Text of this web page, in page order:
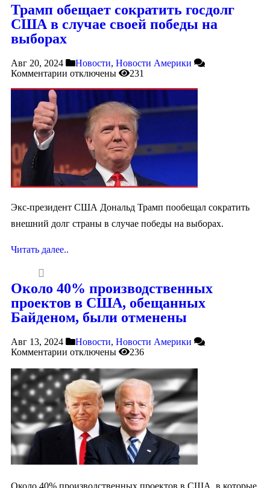
Трамп обещает сократить госдолг
США в случае своей победы на
выборах
Авг 20, 2024 Новости, Новости Америки
Комментарии отключены 231
Экс-президент США Дональд Трамп пообещал сократить
внешний долг страны в случае победы на выборах.
Читать далее..
Около 40% производственных
проектов в США, обещанных
Байденом, были отменены
Авг 13, 2024 Новости, Новости Америки
Комментарии отключены 236
Около 40% производственных проектов в США, в которые